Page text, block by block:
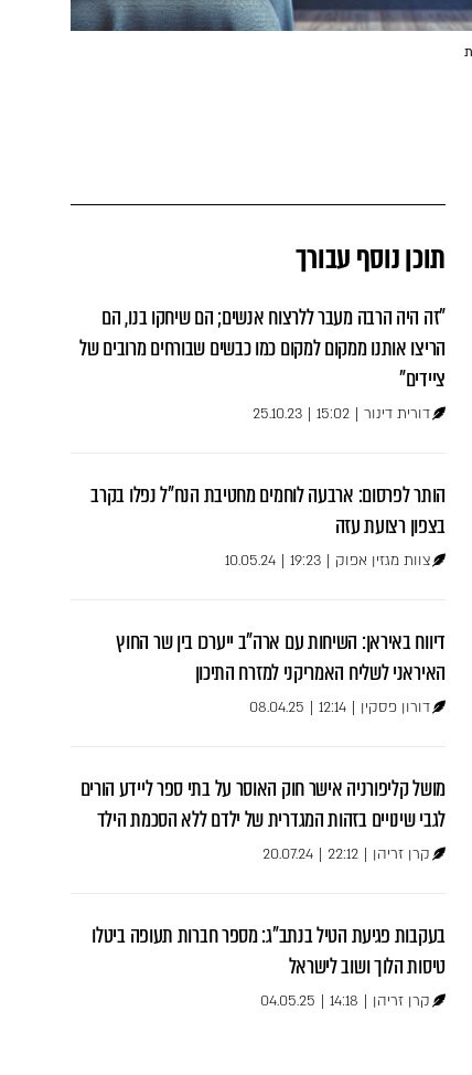
תוכן נוסף עבורך
"זה היה הרבה מעבר ללרצוח אנשים; הם שיחקו בנו, הם
הריצו אותנו ממקום למקום כמו כבשים שבורחים מרובים של
ציידים"
דורית דינור |
15:02
|
25.10.23
הותר לפרסום: ארבעה לוחמים מחטיבת הנח"ל נפלו בקרב
בצפון רצועת עזה
צוות מגזין אפוק |
19:23
|
10.05.24
דיווח באיראן: השיחות עם ארה"ב ייערכו בין שר החוץ
האיראני לשליח האמריקני למזרח התיכון
דורון פסקין |
12:14
|
08.04.25
מושל קליפורניה אישר חוק האוסר על בתי ספר ליידע הורים
לגבי שינויים בזהות המגדרית של ילדם ללא הסכמת הילד
קרן זריהן |
22:12
|
20.07.24
בעקבות פגיעת הטיל בנתב"ג: מספר חברות תעופה ביטלו
טיסות הלוך ושוב לישראל
קרן זריהן |
14:18
|
04.05.25